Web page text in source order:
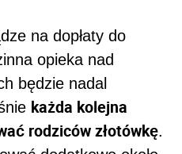
na dopłaty do
opieka nad
będzie nadal
każda kolejna
rodziców złotówkę.